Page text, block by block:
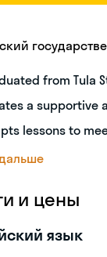
from Tula
a supportive
lessons to
и цены
язык